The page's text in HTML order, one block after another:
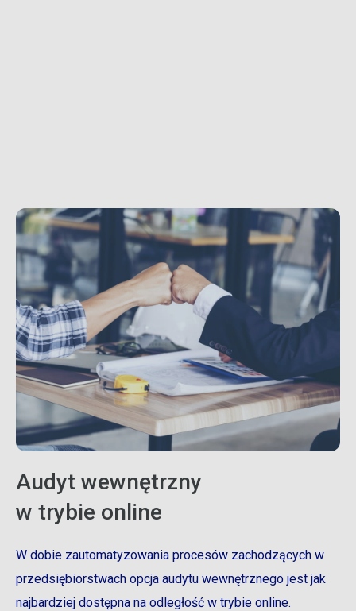
Audyt wewnętrzny
w trybie online
W dobie zautomatyzowania procesów zachodzących w
przedsiębiorstwach opcja audytu wewnętrznego jest jak
najbardziej dostępna na odległość w trybie online.